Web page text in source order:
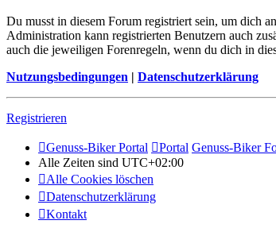
Du musst in diesem Forum registriert sein, um dich
Administration kann registrierten Benutzern auch
auch die jeweiligen Forenregeln, wenn du dich in
Nutzungsbedingungen | Datenschutzerklärung
Registrieren
Genuss-Biker Portal Portal Genuss-Biker
Alle Zeiten sind UTC+02:00
Alle Cookies löschen
Datenschutzerklärung
Kontakt